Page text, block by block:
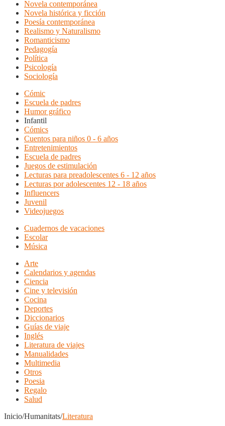
Novela contemporánea
Novela histórica y ficción
Poesía contemporánea
Realismo y Naturalismo
Romanticismo
Pedagogía
Política
Psicología
Sociología
Cómic
Escuela de padres
Humor gráfico
Infantil
Cómics
Cuentos para niños 0 - 6 años
Entretenimientos
Escuela de padres
Juegos de estimulación
Lecturas para preadolescentes 6 - 12 años
Lecturas por adolescentes 12 - 18 años
Influencers
Juvenil
Videojuegos
Cuadernos de vacaciones
Escolar
Música
Arte
Calendarios y agendas
Ciencia
Cine y televisión
Cocina
Deportes
Diccionarios
Guías de viaje
Inglés
Literatura de viajes
Manualidades
Multimedia
Otros
Poesia
Regalo
Salud
Inicio/Humanitats/Literatura